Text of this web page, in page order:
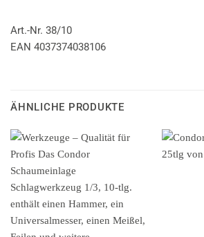
Art.-Nr. 38/10
EAN 4037374038106
ÄHNLICHE PRODUKTE